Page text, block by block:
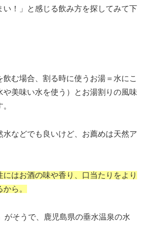
い！」と感じる飲み方を探してみて下
飲む場合、割る時に使うお湯＝水にこ
や美味い水を使う）とお湯割りの風味
水などでも良いけど、お薦めは天然ア
にはお酒の味や香り、口当たりをより
ら。
がそうで、鹿児島県の垂水温泉の水